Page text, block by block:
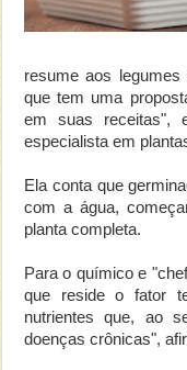
resume aos
que tem uma
em suas receitas",
especialista em
Ela conta que
com a água,
planta completa.
Para o químico e
que reside o fator
nutrientes que, ao
doenças crônicas",